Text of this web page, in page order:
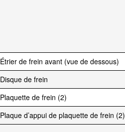
Étrier de frein avant (vue de dessous)
Disque de frein
Plaquette de frein (2)
Plaque d’appui de plaquette de frein (2)